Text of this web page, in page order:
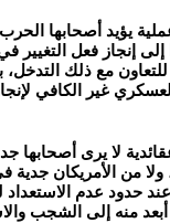
يؤيد أصحابها
إلى إنجاز فعل التغيير
مع ذلك التدخل،
غير الكافي
لا يرى أصحابها
ولا من الأمريكان جدية
عند حدود عدم
منه إلى الشجب